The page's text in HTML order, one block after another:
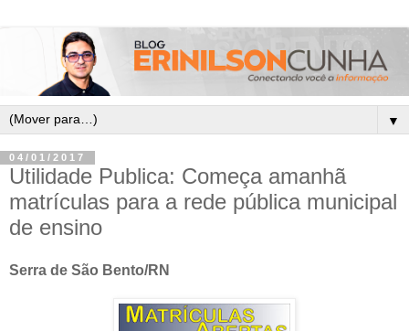
▼
04/01/2017
Utilidade Publica: Começa amanhã
matrículas para a rede pública municipal
de ensino
Serra de São Bento/RN